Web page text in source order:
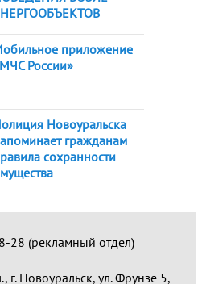
приложение
России»
Новоуральска
гражданам
сохранности
28 (рекламный отдел)
г. Новоуральск, ул. Фрунзе 5,